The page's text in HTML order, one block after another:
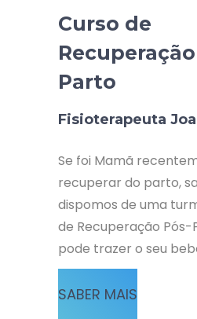
Curso de
Parto
Fisioterapeuta
Se foi Mamã
recuperar do parto,
dispomos de uma
de Recuperação Pós-
pode trazer o seu
SABER MAIS